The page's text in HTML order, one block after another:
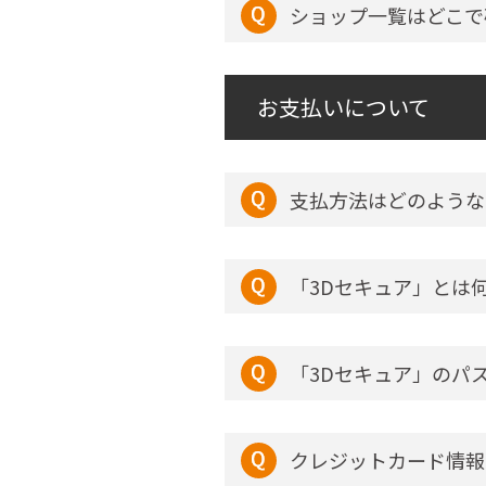
ショップ一覧はどこ
お支払いについて
支払方法はどのよう
「3Dセキュア」とは
「3Dセキュア」の
クレジットカード情